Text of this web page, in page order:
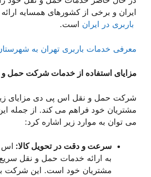
ایران و برخی از کشورهای همسایه
باربری در ایران است.
معرفی خدمات باربری تهران به
مزایای استفاده از خدمات شرکت حمل
شرکت حمل و نقل اس پی دی مزایای
مشتریان خود فراهم می کند. از جمله
می توان به موارد زیر اشاره کرد:
سرعت و دقت در تحویل کالا: اس
به ارائه خدمات حمل و نقل
مشتریان خود است. این شرکت با